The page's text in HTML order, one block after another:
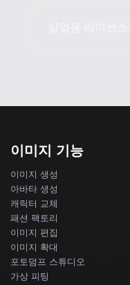
이미지 기능
이미지 생성
아바타 생성
캐릭터 교체
패션 팩토리
이미지 편집
이미지 확대
포토덤프 스튜디오
가상 피팅